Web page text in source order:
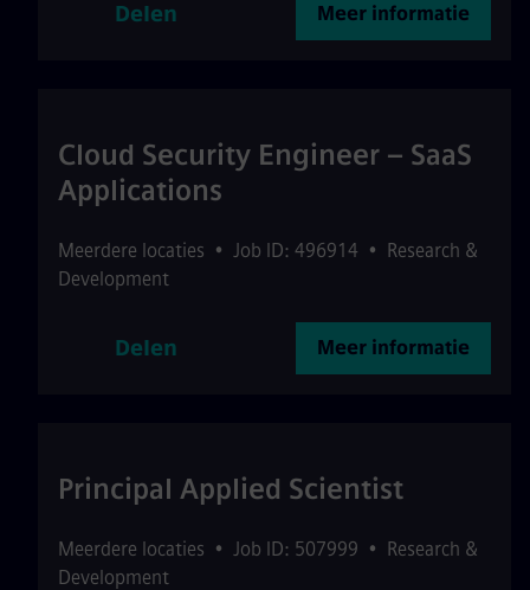
Delen Meer informatie
Cloud Security Engineer – SaaS
Applications
Meerdere locaties • Job ID: 496914 • Research &
Development
Delen Meer informatie
Principal Applied Scientist
Meerdere locaties • Job ID: 507999 • Research &
Development